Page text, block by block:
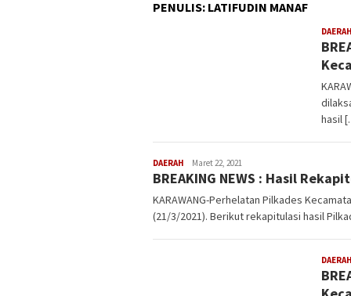
PENULIS: LATIFUDIN MANAF
DAERAH
hasil
DAERAH Latifudin
Manaf
Maret 22, 2021
BREAKING NEWS : Hasil
KARAWANG-Perhelatan Pilkades
(21/3/2021). Berikut rekapitulasi hasil
DAERAH